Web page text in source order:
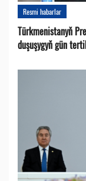
Resmi habarlar
Türkmenistanyň
duşuşygyň gün